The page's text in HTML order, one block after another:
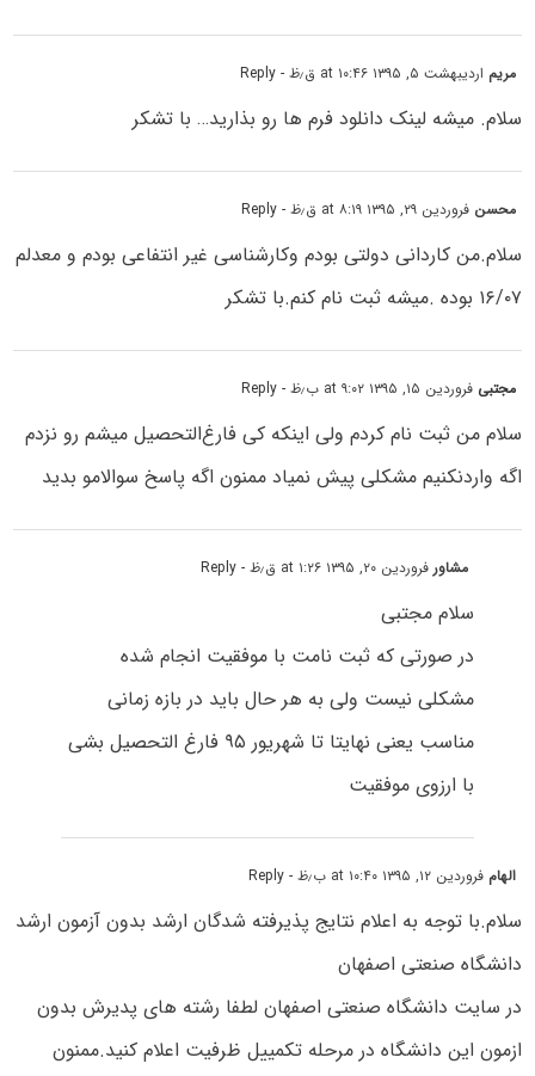
مریم اردیبهشت ۵, ۱۳۹۵ at ۱۰:۴۶ ق٫ظ - Reply
سلام. میشه لینک دانلود فرم ها رو بذارید… با تشکر
محسن فروردین ۲۹, ۱۳۹۵ at ۸:۱۹ ق٫ظ - Reply
سلام.من کاردانی دولتی بودم وکارشناسی غیر انتفاعی بودم و معدلم
۱۶/۰۷ بوده .میشه ثبت نام کنم.با تشکر
مجتبی فروردین ۱۵, ۱۳۹۵ at ۹:۰۲ ب٫ظ - Reply
سلام من ثبت نام کردم ولی اینکه کی فارغ‌التحصیل میشم رو نزدم
اگه واردنکنیم مشکلی پیش نمیاد ممنون اگه پاسخ سوالامو بدید
مشاورفروردین ۲۰, ۱۳۹۵ at ۱:۲۶ ق٫ظ - Reply
سلام مجتبی
در صورتی که ثبت نامت با موفقیت انجام شده
مشکلی نیست ولی به هر حال باید در بازه زمانی
مناسب یعنی نهایتا تا شهریور ۹۵ فارغ التحصیل بشی
با ارزوی موفقیت
الهام فروردین ۱۲, ۱۳۹۵ at ۱۰:۴۰ ب٫ظ - Reply
سلام.با توجه به اعلام نتایج پذیرفته شدگان ارشد بدون آزمون ارشد
دانشگاه صنعتی اصفهان
در سایت دانشگاه صنعتی اصفهان لطفا رشته های پدیرش بدون
ازمون این دانشگاه در مرحله تکمییل ظرفیت اعلام کنید.ممنون